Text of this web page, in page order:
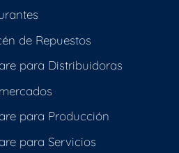
de Repuestos
para Distribuidoras
para Producción
para Servicios